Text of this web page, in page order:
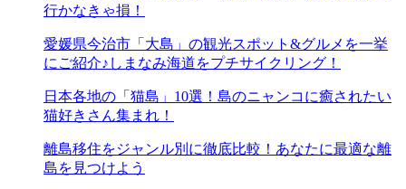
行かなきゃ損！
愛媛県今治市「大島」の観光スポット&グルメを一挙
にご紹介♪しまなみ海道をプチサイクリング！
日本各地の「猫島」10選！島のニャンコに癒されたい
猫好きさん集まれ！
離島移住をジャンル別に徹底比較！あなたに最適な離
島を見つけよう